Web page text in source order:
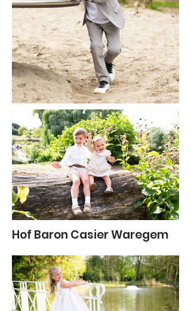
Hof Baron Casier Waregem